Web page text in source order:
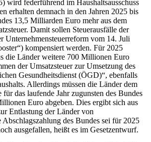
wird federführend im Haushaltsausschuss
erhalten demnach in den Jahren 2025 bis
13,5 Milliarden Euro mehr aus dem
Damit sollen Steuerausfälle der
Unternehmensteuerreform vom 14. Juli
“) kompensiert werden. Für 2025
die Länder weitere 700 Millionen Euro
der Umsatzsteuer zur Umsetzung des
Gesundheitsdienst (ÖGD)“, ebenfalls
Allerdings müssen die Länder dem
das laufende Jahr zugunsten des Bundes
Euro abgeben. Dies ergibt sich aus
Entlastung der Länder von
des Bundes sei für 2025
ausgefallen, heißt es im Gesetzentwurf.